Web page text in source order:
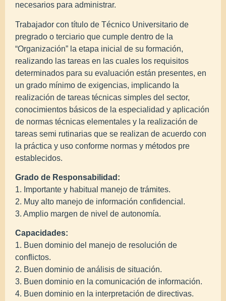
necesarios para administrar.
Trabajador con título de Técnico Universitario de
pregrado o terciario que cumple dentro de la
“Organización” la etapa inicial de su formación,
realizando las tareas en las cuales los requisitos
determinados para su evaluación están presentes, en
un grado mínimo de exigencias, implicando la
realización de tareas técnicas simples del sector,
conocimientos básicos de la especialidad y aplicación
de normas técnicas elementales y la realización de
tareas semi rutinarias que se realizan de acuerdo con
la práctica y uso conforme normas y métodos pre
establecidos.
Grado de Responsabilidad:
1. Importante y habitual manejo de trámites.
2. Muy alto manejo de información confidencial.
3. Amplio margen de nivel de autonomía.
Capacidades:
1. Buen dominio del manejo de resolución de
conflictos.
2. Buen dominio de análisis de situación.
3. Buen dominio en la comunicación de información.
4. Buen dominio en la interpretación de directivas.